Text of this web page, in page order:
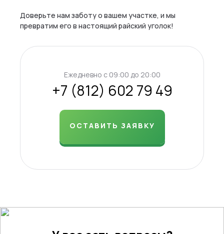
Доверьте нам заботу о вашем участке, и мы
превратим его в настоящий райский уголок!
Ежедневно c 09:00 до 20:00
+7 (812) 602 79 49
ОСТАВИТЬ ЗАЯВКУ